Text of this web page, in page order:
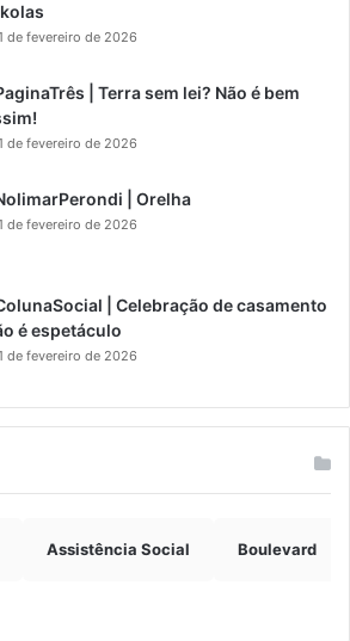
de fevereiro de 2026
| Terra sem lei? Não é bem
de fevereiro de 2026
| Orelha
de fevereiro de 2026
| Celebração de casamento
é espetáculo
de fevereiro de 2026
Assistência Social Boulevard